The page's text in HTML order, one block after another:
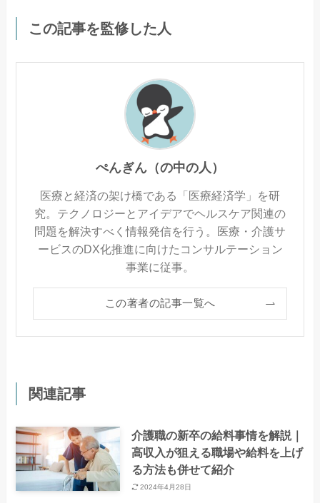
この記事を監修した人
ぺんぎん（の中の人）
医療と経済の架け橋である「医療経済学」を研
究。テクノロジーとアイデアでヘルスケア関連の
問題を解決すべく情報発信を行う。医療・介護サ
ービスのDX化推進に向けたコンサルテーション
事業に従事。
この著者の記事一覧へ
関連記事
介護職の新卒の給料事情を解説｜
高収入が狙える職場や給料を上げ
る方法も併せて紹介
2024年4月28日